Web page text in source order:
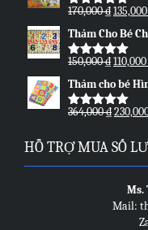
140,000
Được xếp
sao
170,000₫
price
was:
170,000
135,000
Thảm Cho Bé
Được xếp
sao
150,000₫
price
was:
110,000
Thảm cho bé
Được xếp
364,000₫
was:
HỖ TRỢ MUA SỐ
Ms.
Mail: